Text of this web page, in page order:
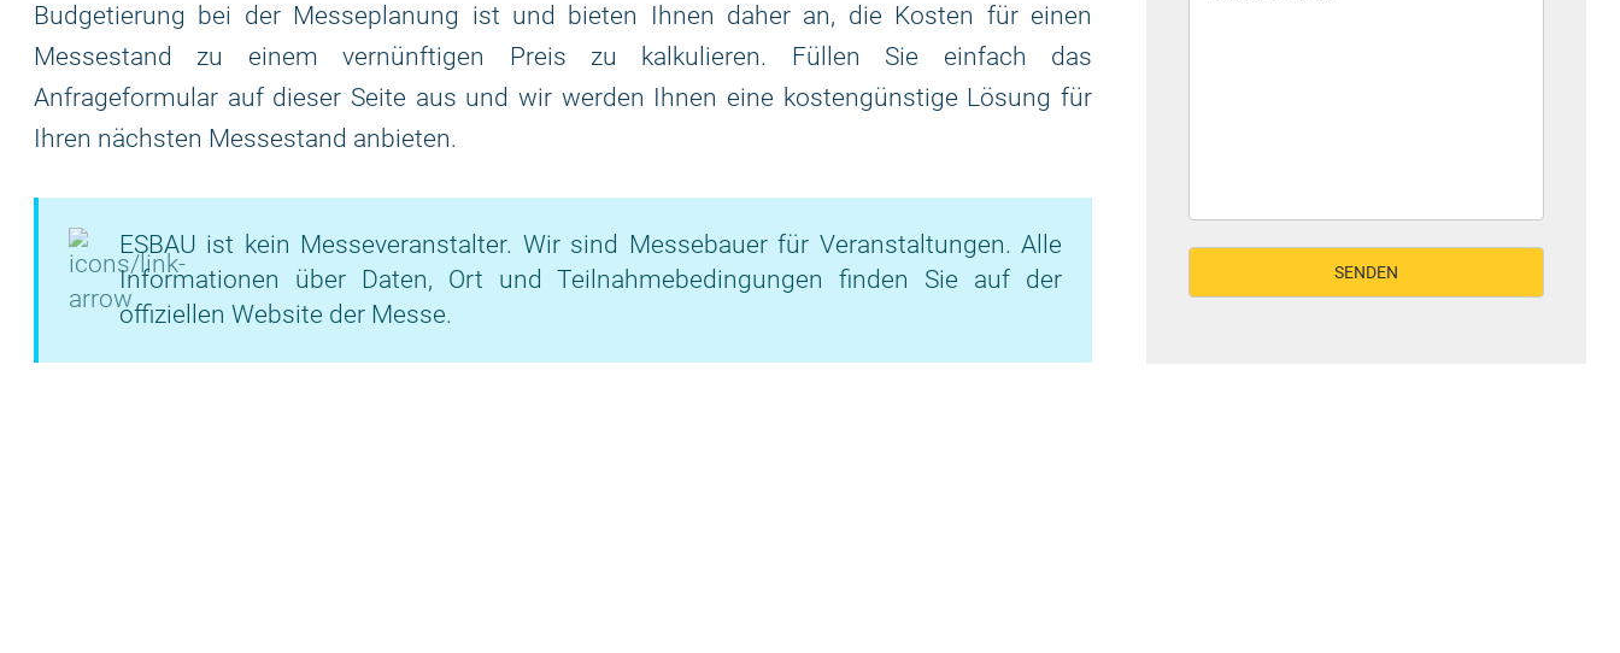
Budgetierung bei der Messeplanung ist und bieten Ihnen daher an, die Kosten für einen
Messestand zu einem vernünftigen Preis zu kalkulieren. Füllen Sie einfach das
Anfrageformular auf dieser Seite aus und wir werden Ihnen eine kostengünstige Lösung für
Ihren nächsten Messestand anbieten.
ESBAU ist kein Messeveranstalter. Wir sind Messebauer für Veranstaltungen. Alle
Informationen über Daten, Ort und Teilnahmebedingungen finden Sie auf der
offiziellen Website der Messe.